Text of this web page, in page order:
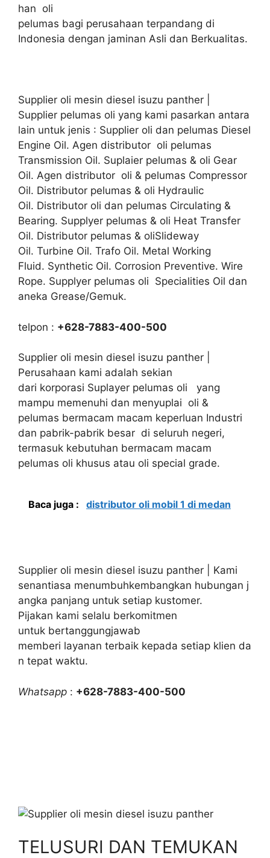
han oli
pelumas bagi perusahaan terpandang di
Indonesia dengan jaminan Asli dan Berkualitas.
Supplier oli mesin diesel isuzu panther |
Supplier pelumas oli yang kami pasarkan antara
lain untuk jenis : Supplier oli dan pelumas Diesel
Engine Oil. Agen distributor oli pelumas
Transmission Oil. Suplaier pelumas & oli Gear
Oil. Agen distributor oli & pelumas Compressor
Oil. Distributor pelumas & oli Hydraulic
Oil. Distributor oli dan pelumas Circulating &
Bearing. Supplyer pelumas & oli Heat Transfer
Oil. Distributor pelumas & oliSlideway
Oil. Turbine Oil. Trafo Oil. Metal Working
Fluid. Synthetic Oil. Corrosion Preventive. Wire
Rope. Supplyer pelumas oli Specialities Oil dan
aneka Grease/Gemuk.
telpon : +628-7883-400-500
Supplier oli mesin diesel isuzu panther |
Perusahaan kami adalah sekian
dari korporasi Suplayer pelumas oli yang
mampu memenuhi dan menyuplai oli &
pelumas bermacam macam keperluan Industri
dan pabrik-pabrik besar di seluruh negeri,
termasuk kebutuhan bermacam macam
pelumas oli khusus atau oli special grade.
Baca juga : distributor oli mobil 1 di medan
Supplier oli mesin diesel isuzu panther | Kami
senantiasa menumbuhkembangkan hubungan j
angka panjang untuk setiap kustomer.
Pijakan kami selalu berkomitmen
untuk bertanggungjawab
memberi layanan terbaik kepada setiap klien da
n tepat waktu.
Whatsapp : +628-7883-400-500
TELUSURI DAN TEMUKAN